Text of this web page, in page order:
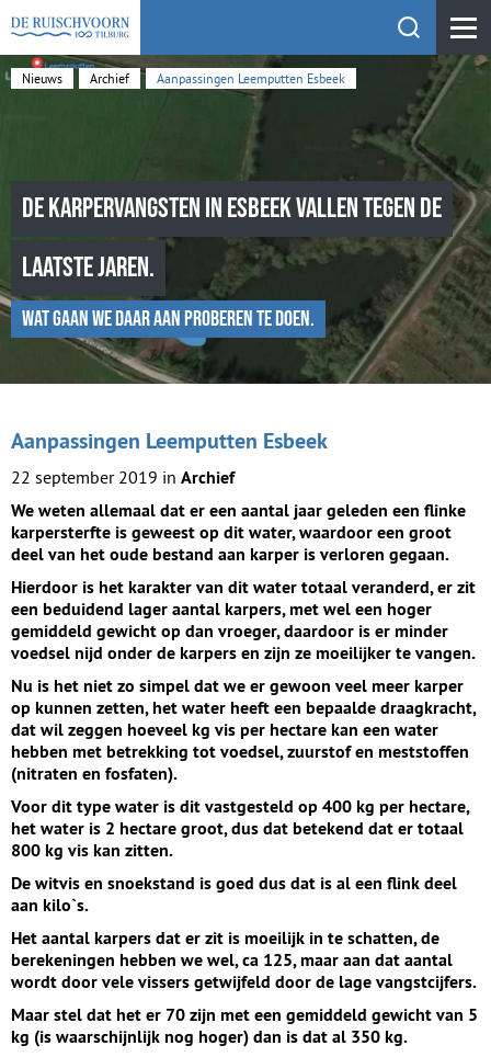
KEHV de Ruischvoorn Toon
De karpervangsten in Esbeek vallen tegen de
laatste jaren.
Wat gaan we daar aan proberen te doen.
Nieuws Archief Aanpassingen Leemputten Esbeek
Aanpassingen Leemputten Esbeek
22 september 2019 in Archief
We weten allemaal dat er een aantal jaar geleden een flinke
karpersterfte is geweest op dit water, waardoor een groot
deel van het oude bestand aan karper is verloren gegaan.
Hierdoor is het karakter van dit water totaal veranderd, er zit
een beduidend lager aantal karpers, met wel een hoger
gemiddeld gewicht op dan vroeger, daardoor is er minder
voedsel nijd onder de karpers en zijn ze moeilijker te vangen.
Nu is het niet zo simpel dat we er gewoon veel meer karper
op kunnen zetten, het water heeft een bepaalde draagkracht,
dat wil zeggen hoeveel kg vis per hectare kan een water
hebben met betrekking tot voedsel, zuurstof en meststoffen
(nitraten en fosfaten).
Voor dit type water is dit vastgesteld op 400 kg per hectare,
het water is 2 hectare groot, dus dat betekend dat er totaal
800 kg vis kan zitten.
De witvis en snoekstand is goed dus dat is al een flink deel
aan kilo`s.
Het aantal karpers dat er zit is moeilijk in te schatten, de
berekeningen hebben we wel, ca 125, maar aan dat aantal
wordt door vele vissers getwijfeld door de lage vangstcijfers.
Maar stel dat het er 70 zijn met een gemiddeld gewicht van 5
kg (is waarschijnlijk nog hoger) dan is dat al 350 kg.